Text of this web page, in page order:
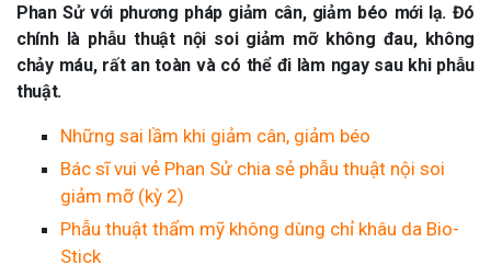
Phan Sử với phương pháp giảm cân, giảm béo mới lạ. Đó
chính là phẫu thuật nội soi giảm mỡ không đau, không
chảy máu, rất an toàn và có thể đi làm ngay sau khi phẫu
thuật.
Những sai lầm khi giảm cân, giảm béo
Bác sĩ vui vẻ Phan Sử chia sẻ phẫu thuật nội soi
giảm mỡ (kỳ 2)
Phẫu thuật thẩm mỹ không dùng chỉ khâu da Bio-
Stick